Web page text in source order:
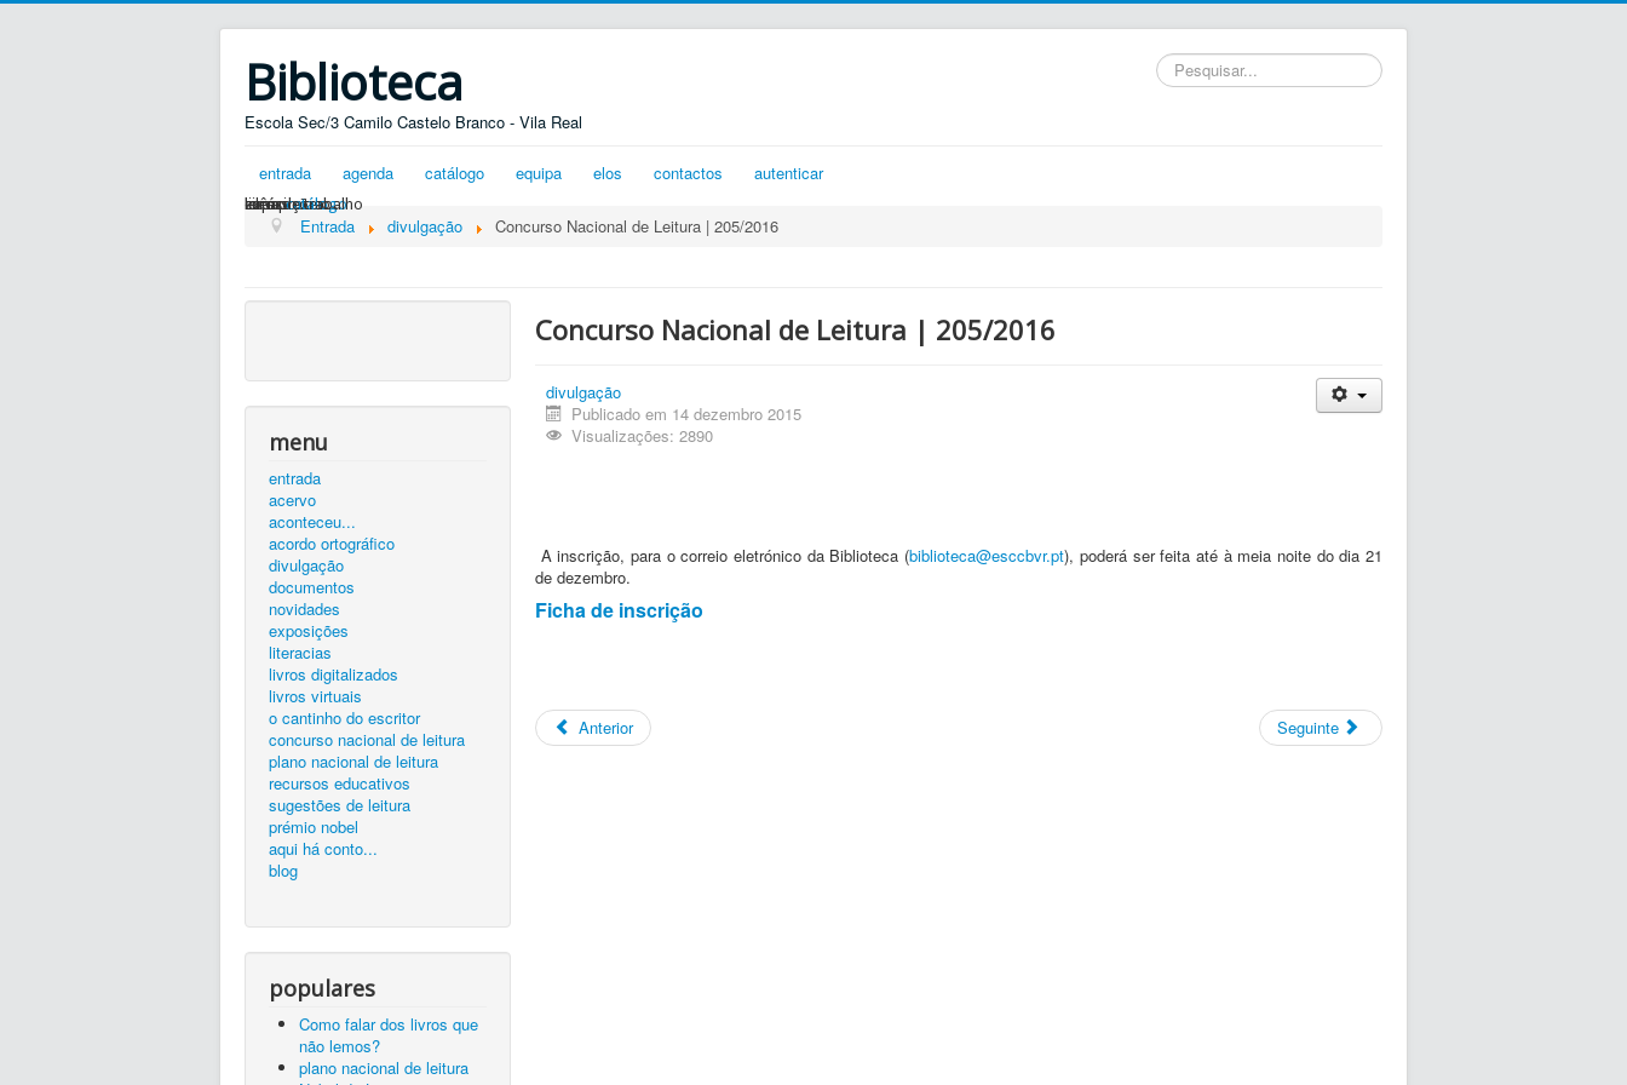
Biblioteca
Escola Sec/3 Camilo Castelo Branco - Vila Real
Pesquisar...
entrada agenda catálogo equipa elos contactos autenticar
silêncio...
ler é preciso...
exposições...
livroscatálogo
zona de trabalho
Entrada divulgação Concurso Nacional de Leitura | 205/2016
menu
entrada
acervo
aconteceu...
acordo ortográfico
divulgação
documentos
novidades
exposições
literacias
livros digitalizados
livros virtuais
o cantinho do escritor
concurso nacional de leitura
plano nacional de leitura
recursos educativos
sugestões de leitura
prémio nobel
aqui há conto...
blog
populares
Como falar dos livros que
não lemos?
plano nacional de leitura
Concurso Nacional de Leitura | 205/2016
divulgação
Publicado em 14 dezembro 2015
Visualizações: 2890
A inscrição, para o correio eletrónico da Biblioteca (biblioteca@esccbvr.pt), poderá ser feita até à meia noite do dia 21
de dezembro.
Ficha de inscrição
Anterior Seguinte